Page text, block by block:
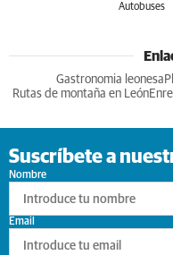
Autobuses
Gastronomia leonesa
Rutas de montaña en León
Suscríbete a
Nombre
Email